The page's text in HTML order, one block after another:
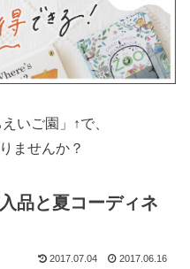
いご園」↑で、
ませんか？
品と夏コーディネ
2017.07.04 2017.06.16